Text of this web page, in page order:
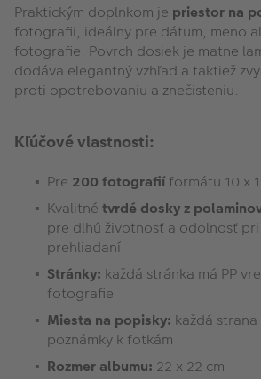
Praktickým doplnkom je priestor na
fotografii, ideálny pre dátum, meno
fotografie. Povrch dosiek je matne
dodáva elegantný vzhľad a taktiež
proti opotrebovaniu a znečisteniu.
Kľúčové vlastnosti:
Pre 200 fotografií formátu 10 x
Kvalitné tvrdé dosky z
pre dlhú životnosť a odolnosť
prehliadaní
Stránky: každá stránka má PP
fotografie
Miesta na popisky: každá
poznámky k fotkám
Rozmer albumu: 22 x 22 cm